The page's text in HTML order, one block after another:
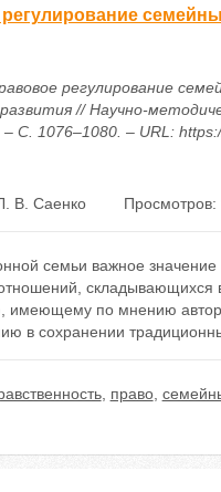
регулирование
// Научно-
С. 1076–1080. – URL:
В. Саенко Просмотров:
семьи важное
складывающихся
имеющему по мнению
в сохранении
, право,